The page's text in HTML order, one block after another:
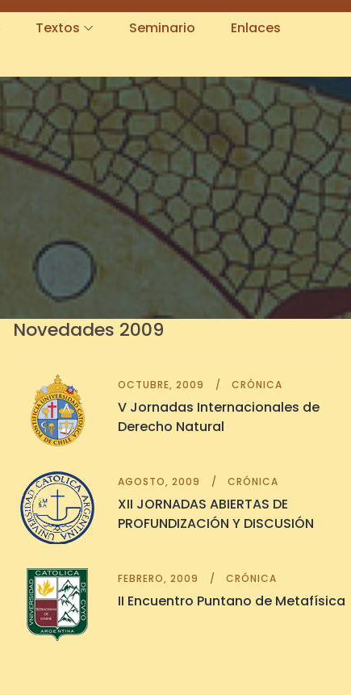
Textos Seminario
Enlaces
Novedades 2009
OCTUBRE, 2009 CRÓNICA
V Jornadas Internacionales de
Derecho Natural
AGOSTO, 2009 CRÓNICA
XII JORNADAS ABIERTAS DE
PROFUNDIZACIÓN Y DISCUSIÓN
FEBRERO, 2009 CRÓNICA
II Encuentro Puntano de Metafísica